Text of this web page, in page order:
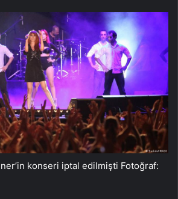
konseri iptal edilmişti Fotoğraf: